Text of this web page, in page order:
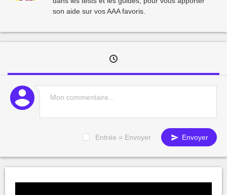
son aide sur vos AAA favoris.
Entrée = Envoyer Envoyer